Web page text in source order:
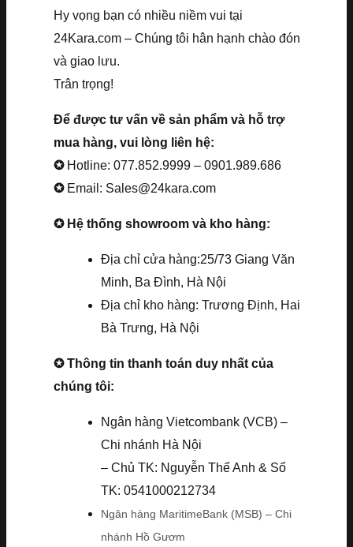
Hy vọng bạn có nhiều niềm vui tại
24Kara.com – Chúng tôi hân hạnh chào đón
và giao lưu.
Trân trọng!
Để được tư vấn về sản phẩm và hỗ trợ
mua hàng, vui lòng liên hệ:
✪ Hotline: 077.852.9999 – 0901.989.686
✪ Email: Sales@24kara.com
✪ Hệ thống showroom và kho hàng:
Địa chỉ cửa hàng:25/73 Giang Văn
Minh, Ba Đình, Hà Nội
Địa chỉ kho hàng: Trương Định, Hai
Bà Trưng, Hà Nội
✪ Thông tin thanh toán duy nhất của
chúng tôi:
Ngân hàng Vietcombank (VCB) –
Chi nhánh Hà Nội
– Chủ TK: Nguyễn Thế Anh & Số
TK: 0541000212734
Ngân hàng MaritimeBank (MSB) – Chi
nhánh Hồ Gươm